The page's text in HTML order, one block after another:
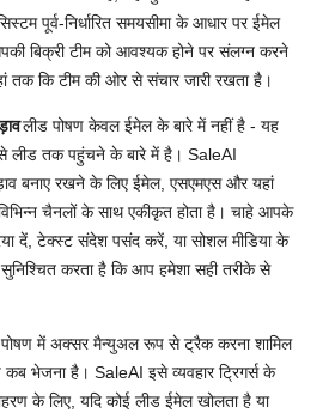
पूर्व-निर्धारित समयसीमा के आधार पर ईमेल
बिक्री टीम को आवश्यक होने पर संलग्न करने
तक कि टीम की ओर से संचार जारी रखता है।
लीड पोषण केवल ईमेल के बारे में नहीं है - यह
से लीड तक पहुंचने के बारे में है। SaleAI
बनाए रखने के लिए ईमेल, एसएमएस और यहां
चैनलों के साथ एकीकृत होता है। चाहे आपके
दें, टेक्स्ट संदेश पसंद करें, या सोशल मीडिया के
करता है कि आप हमेशा सही तरीके से
पोषण में अक्सर मैन्युअल रूप से ट्रैक करना शामिल
कब भेजना है। SaleAI इसे व्यवहार ट्रिगर्स के
के लिए, यदि कोई लीड ईमेल खोलता है या